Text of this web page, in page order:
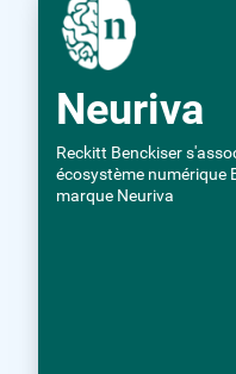
Neuriva
Reckitt Benckiser
écosystème numérique
marque Neuriva